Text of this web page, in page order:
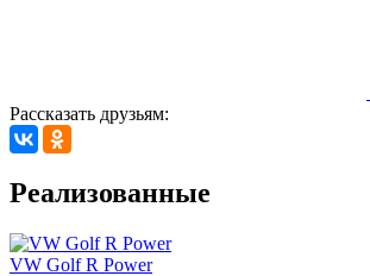
Рассказать друзьям:
Реализованные
VW Golf R Power